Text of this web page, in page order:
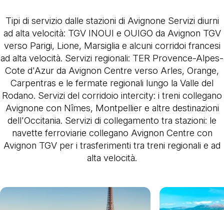
Tipi di servizio dalle stazioni di Avignone Servizi diurni
ad alta velocità: TGV INOUI e OUIGO da Avignon TGV
verso Parigi, Lione, Marsiglia e alcuni corridoi francesi
ad alta velocità. Servizi regionali: TER Provence-Alpes-
Cote d'Azur da Avignon Centre verso Arles, Orange,
Carpentras e le fermate regionali lungo la Valle del
Rodano. Servizi del corridoio intercity: i treni collegano
Avignone con Nîmes, Montpellier e altre destinazioni
dell'Occitania. Servizi di collegamento tra stazioni: le
navette ferroviarie collegano Avignon Centre con
Avignon TGV per i trasferimenti tra treni regionali e ad
alta velocità.